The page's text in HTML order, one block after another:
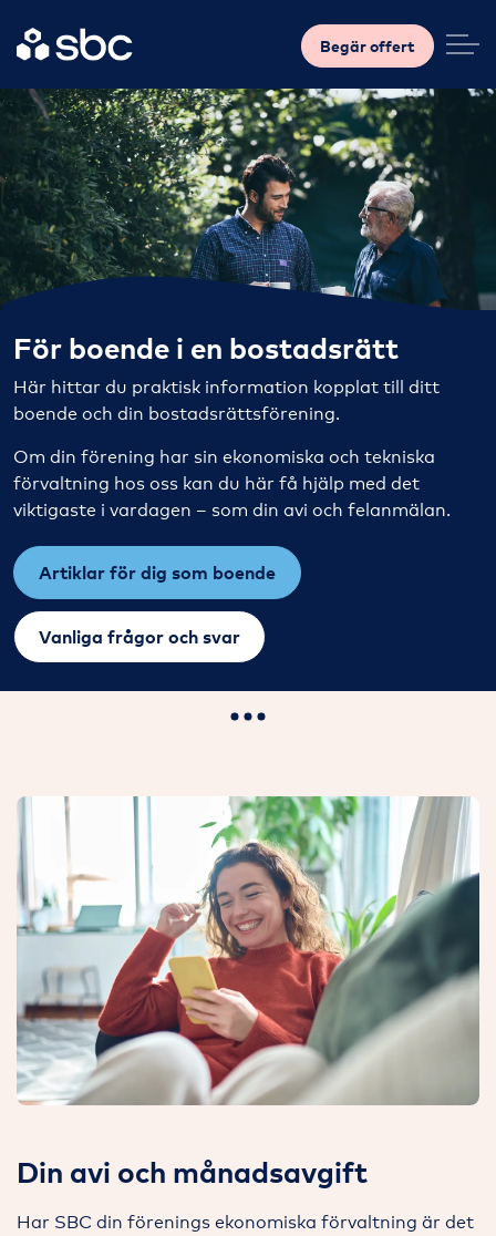
Begär offert
För boende i en bostadsrätt
Här hittar du praktisk information kopplat till ditt
boende och din bostadsrättsförening.
Om din förening har sin ekonomiska och tekniska
förvaltning hos oss kan du här få hjälp med det
viktigaste i vardagen – som din avi och felanmälan.
Artiklar för dig som boende
Vanliga frågor och svar
Din avi och månadsavgift
Har SBC din förenings ekonomiska förvaltning är det